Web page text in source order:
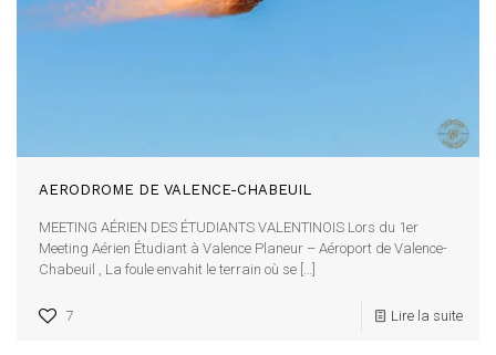
AERODROME DE VALENCE-CHABEUIL
MEETING AÉRIEN DES ÉTUDIANTS VALENTINOIS Lors du 1er
Meeting Aérien Étudiant à Valence Planeur – Aéroport de Valence-
Chabeuil , La foule envahit le terrain où se […]
7 Lire la suite